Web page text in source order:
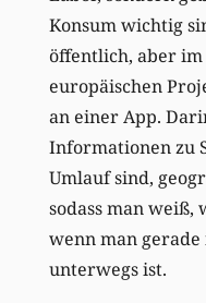
Konsum wichtig
öffentlich, aber im
europäischen
an einer App.
Informationen zu
Umlauf sind,
sodass man weiß,
wenn man
unterwegs ist.